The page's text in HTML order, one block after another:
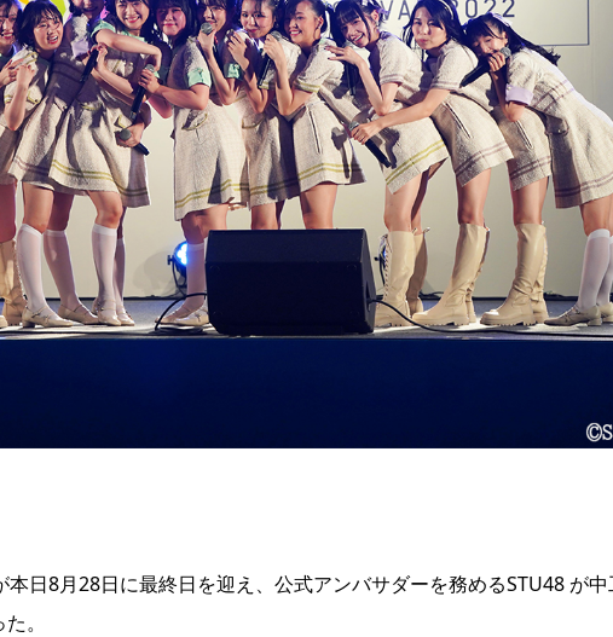
日8月28日に最終日を迎え、公式アンバサダーを務めるSTU48 が中
。